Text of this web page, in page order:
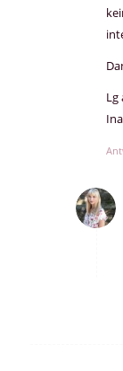
Lg
Ina